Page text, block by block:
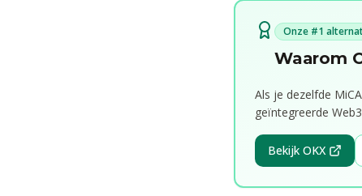
Onze #1
Waarom
Als je dezelfde
geïntegreerde
Bekijk OKX